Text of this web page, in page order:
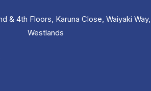
& 4th Floors, Karuna Close, Waiyaki Way,
Westlands